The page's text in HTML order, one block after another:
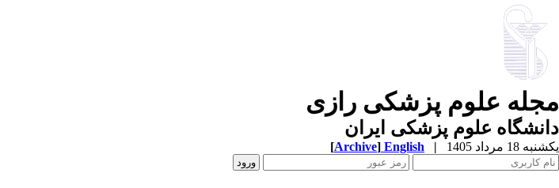
مجله علوم پزشکی رازی
دانشگاه علوم پزشکی ایران
یکشنبه 18 مرداد 1405 |
English
[Archive]